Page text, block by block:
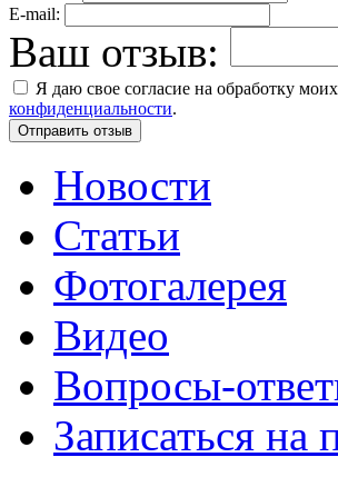
E-mail:
Ваш отзыв:
Я даю свое согласие на обработку
конфиденциальности.
Новости
Статьи
Фотогалерея
Видео
Вопросы-
Записаться на